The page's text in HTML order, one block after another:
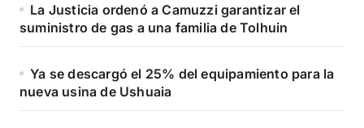
La Justicia ordenó a Camuzzi garantizar el
suministro de gas a una familia de Tolhuin
Ya se descargó el 25% del equipamiento para la
nueva usina de Ushuaia